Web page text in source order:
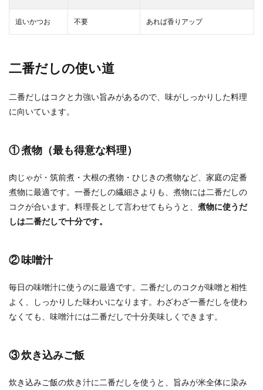
追いかつお 不要 あれば香りアップ
二番だしの使い道
二番だしはコクと力強い旨みがあるので、味がしっかりした料理
に向いています。
① 煮物（最も得意な料理）
肉じゃが・筑前煮・大根の煮物・ひじきの煮物など、家庭の定番
煮物に最適です。一番だしの繊細さよりも、煮物には二番だしの
コクが合います。料理長として言わせてもらうと、 煮物に使うだ
しは二番だしで十分です。
② 味噌汁
毎日の味噌汁に使うのに最適です。二番だしのコクが味噌と相性
よく、しっかりした味わいになります。わざわざ一番だしを使わ
なくても、味噌汁には二番だしで十分美味しくできます。
③ 炊き込みご飯
炊き込みご飯の炊き汁に二番だしを使うと、旨みが米全体に染み